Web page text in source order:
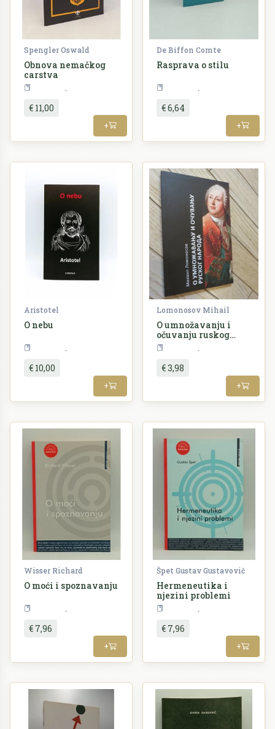
Spengler Oswald
Obnova nemačkog
carstva
€ 11,00
+
De Biffon Comte
Rasprava o stilu
€ 6,64
+
Aristotel
O nebu
€ 10,00
+
Lomonosov Mihail
O umnožavanju i
očuvanju ruskog
naroda
€ 3,98
+
Wisser Richard
O moći i spoznavanju
€ 7,96
+
Špet Gustav Gustavovič
Hermeneutika i
njezini problemi
€ 7,96
+